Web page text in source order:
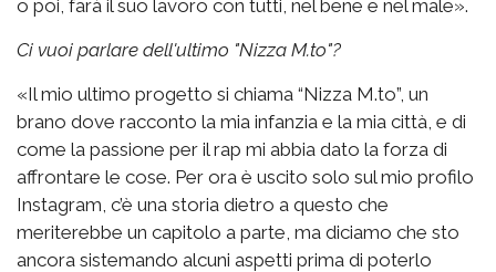
o poi, farà il suo lavoro con tutti, nel bene e nel male».
Ci vuoi parlare dell'ultimo "Nizza M.to"?
«Il mio ultimo progetto si chiama “Nizza M.to”, un
brano dove racconto la mia infanzia e la mia città, e di
come la passione per il rap mi abbia dato la forza di
affrontare le cose. Per ora è uscito solo sul mio profilo
Instagram, c’è una storia dietro a questo che
meriterebbe un capitolo a parte, ma diciamo che sto
ancora sistemando alcuni aspetti prima di poterlo